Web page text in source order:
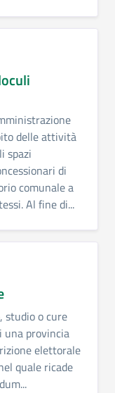
delle attività
spazi
di
comunale a
Al fine di...
studio o cure
una provincia
elettorale
quale ricade